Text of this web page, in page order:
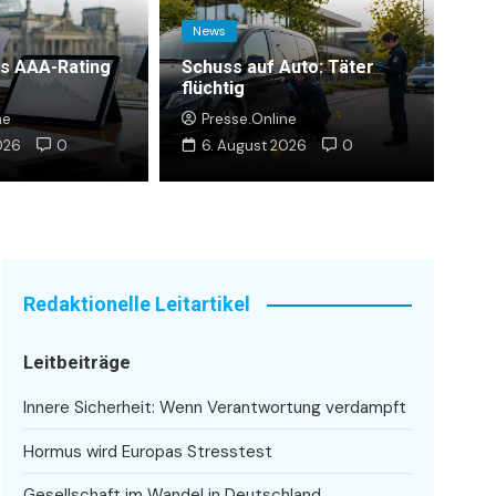
klärt Todesursache
7. August 2026 0
AAA-Rating
0
News
Schuss auf Auto: Täter
flüchtig
Presse.Online
6. August 2026
0
Redaktionelle Leitartikel
Leitbeiträge
Innere Sicherheit: Wenn Verantwortung verdampft
Hormus wird Europas Stresstest